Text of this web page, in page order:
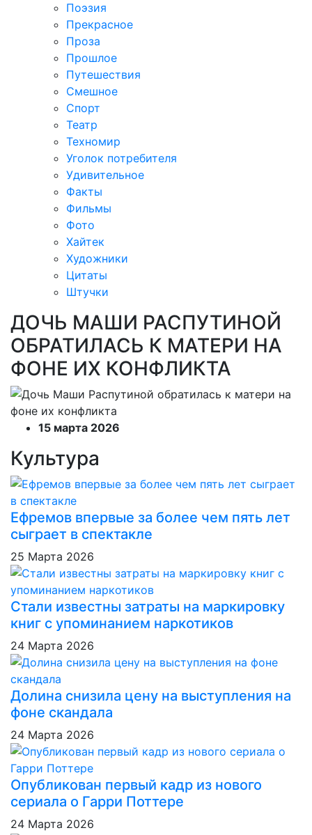
Поэзия
Прекрасное
Проза
Прошлое
Путешествия
Смешное
Спорт
Театр
Техномир
Уголок потребителя
Удивительное
Факты
Фильмы
Фото
Хайтек
Художники
Цитаты
Штучки
ДОЧЬ МАШИ РАСПУТИНОЙ
ОБРАТИЛАСЬ К МАТЕРИ НА
ФОНЕ ИХ КОНФЛИКТА
15 марта 2026
Культура
Ефремов впервые за более чем пять лет
сыграет в спектакле
25 Марта 2026
Стали известны затраты на маркировку
книг с упоминанием наркотиков
24 Марта 2026
Долина снизила цену на выступления на
фоне скандала
24 Марта 2026
Опубликован первый кадр из нового
сериала о Гарри Поттере
24 Марта 2026